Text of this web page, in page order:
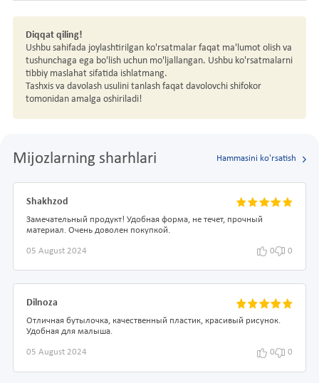
Diqqat qiling!
Ushbu sahifada joylashtirilgan ko'rsatmalar faqat ma'lumot olish va
tushunchaga ega bo'lish uchun mo'ljallangan. Ushbu ko'rsatmalarni
tibbiy maslahat sifatida ishlatmang.
Tashxis va davolash usulini tanlash faqat davolovchi shifokor
tomonidan amalga oshiriladi!
Mijozlarning sharhlari Hammasini ko'rsatish
Shakhzod
Замечательный продукт! Удобная форма, не течет, прочный
материал. Очень доволен покупкой.
05 August 2024 0 0
Dilnoza
Отличная бутылочка, качественный пластик, красивый рисунок.
Удобная для малыша.
05 August 2024 0 0